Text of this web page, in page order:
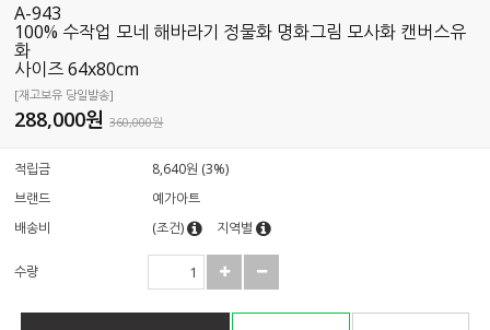
A-943
100% 수작업 모네 해바라기 정물화 명화그림 모사화 캔버스유
화
사이즈 64x80cm
[재고보유 당일발송]
288,000원360,000원
적립금
8,640원 (3%)
브랜드
예가아트
배송비
(조건) 지역별
수량